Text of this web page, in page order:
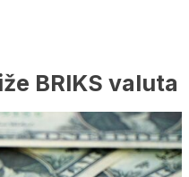
BRIKS valuta